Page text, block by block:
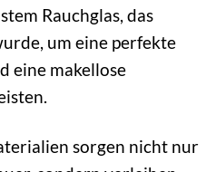
Rauchglas, das
um eine perfekte
eine makellose
sorgen nicht nur